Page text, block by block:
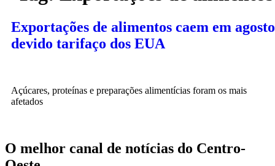
Exportações de alimentos caem em agosto
devido tarifaço dos EUA
Açúcares, proteínas e preparações alimentícias foram os mais
afetados
O melhor canal de notícias do Centro-